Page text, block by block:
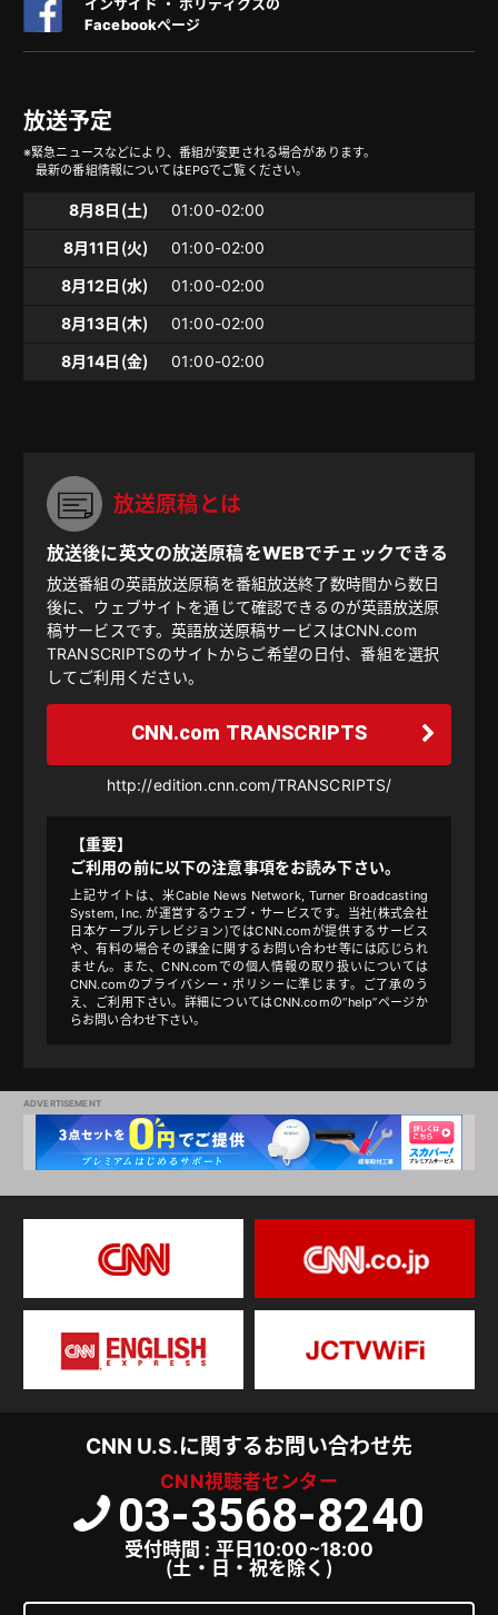
Facebookページ
放送予定
※緊急ニュースなどにより、番組が変更される場合があります。
最新の番組情報についてはEPGでご覧ください。
8月8日（土）
01:00-02:00
8月11日（火）
01:00-02:00
8月12日（水）
01:00-02:00
8月13日（木）
01:00-02:00
8月14日（金）
01:00-02:00
放送原稿とは
放送後に英文の放送原稿をWEBでチェックできる
放送番組の英語放送原稿を番組放送終了数時間から数日
後に、ウェブサイトを通じて確認できるのが英語放送原
稿サービスです。英語放送原稿サービスはCNN.com
TRANSCRIPTSのサイトからご希望の日付、番組を選択
してご利用ください。
CNN.com TRANSCRIPTS
http://edition.cnn.com/TRANSCRIPTS/
【重要】
ご利用の前に以下の注意事項をお読み下さい。
上記サイトは、米Cable News Network, Turner Broadcasting
System, Inc. が運営するウェブ・サービスです。当社（株式会社
日本ケーブルテレビジョン）ではCNN.comが提供するサービス
や、有料の場合その課金に関するお問い合わせ等には応じられ
ません。また、CNN.comでの個人情報の取り扱いについては
CNN.comのプライバシー・ポリシーに準じます。ご了承のう
え、ご利用下さい。詳細についてはCNN.comの“help”ページか
らお問い合わせ下さい。
CNN U.S.に関するお問い合わせ先
CNN視聴者センター
03-3568-8240
受付時間 : 平日10:00～18:00
（土・日・祝を除く）